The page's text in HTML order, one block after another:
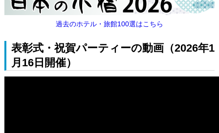
過去のホテル・旅館100選はこちら
表彰式・祝賀パーティーの動画（2026年1
月16日開催）